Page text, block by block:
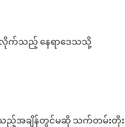
ယ်လိုက်သည့် နေရာဒေသသို့
မည်သည့်အချိန်တွင်မဆို သက်တမ်းတိုး